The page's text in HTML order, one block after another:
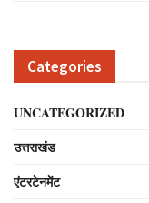
Categories
UNCATEGORIZED
उत्तराखंड
एंटरटेनमेंट